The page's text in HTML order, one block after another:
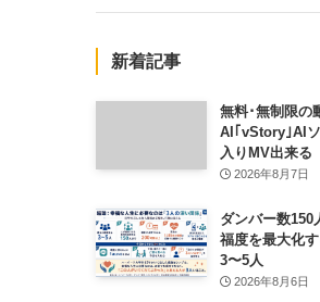
新着記事
無料･無制限の
AI｢vStory｣AI
入りMV出来る
2026年8月7日
ダンバー数150
福度を最大化
3〜5人
2026年8月6日